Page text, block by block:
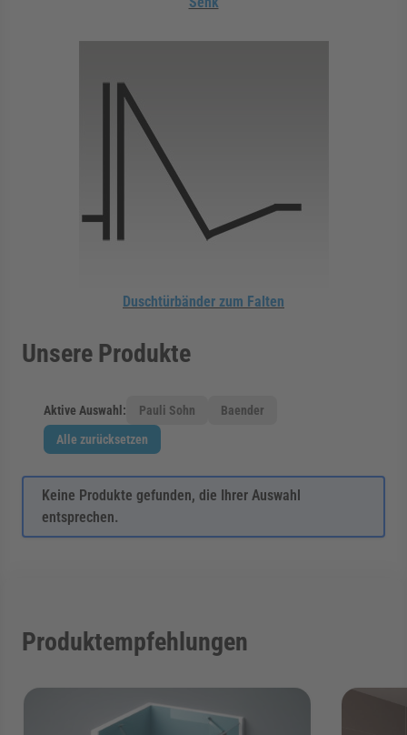
Duschtürbänder zum Falten
Unsere Produkte
Aktive Auswahl: Pauli Sohn
Baender
Alle zurücksetzen
Keine Produkte gefunden, die Ihrer Auswahl
entsprechen.
Produktempfehlungen